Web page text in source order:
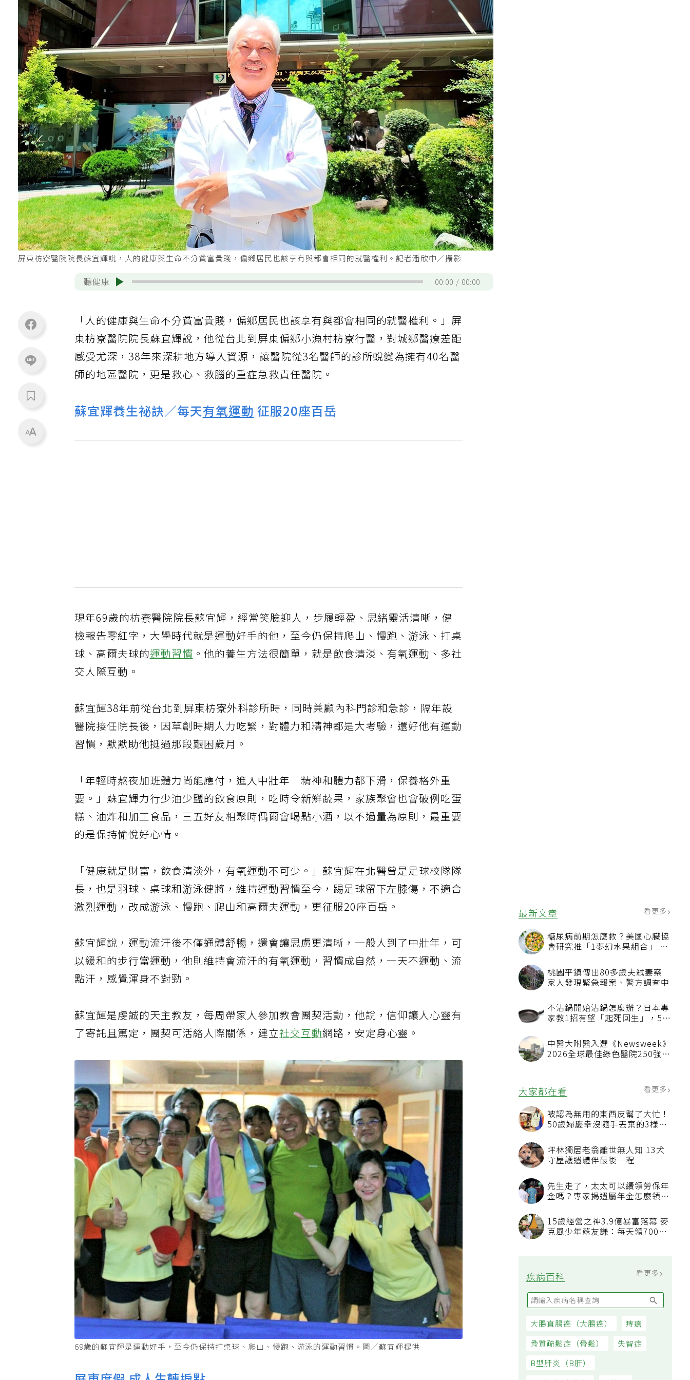
最新文章 看更多
糖尿病前期怎麼救？美國心臟協
會研究推「1夢幻水果組合」 酪
桃園平鎮傳出80多歲夫弒妻案
家人發現緊急報案、警方調查中
不沾鍋開始沾鍋怎麼辦？日本專
家教1招有望「起死回生」，5情
中醫大附醫入選《Newsweek》
2026全球最佳綠色醫院250強
大家都在看
被認為無用的東西反幫了大忙！
50歲婦慶幸沒隨手丟棄的3樣物
坪林獨居老翁離世無人知 13犬
守屋護遺體伴最後一程
先生走了，太太可以續領勞保年
看順位還要看資格
15歲經營之神3.9億暴富落幕 麥
疾病百科
屏東枋寮醫院院長蘇宜輝說，人的健康與生命不分貧富貴賤，偏鄉居民也該享有與都會相同的就醫權利。記者潘欣中／攝影
聽健康 00:00 00:00
「人的健康與生命不分貧富貴賤，偏鄉居民也該享有與都會相同的就醫權利。」屏
東枋寮醫院院長蘇宜輝說，他從台北到屏東偏鄉小漁村枋寮行醫，對城鄉醫療差距
感受尤深，38年來深耕地方導入資源，讓醫院從3名醫師的診所蛻變為擁有40名醫
師的地區醫院，更是救心、救腦的重症急救責任醫院。
蘇宜輝養生祕訣／每天有氧運動征服20座百岳
現年69歲的枋寮醫院院長蘇宜輝，經常笑臉迎人，步履輕盈、思緒靈活清晰，健
檢報告零紅字，大學時代就是運動好手的他，至今仍保持爬山、慢跑、游泳、打桌
球、高爾夫球的運動習慣 。他的養生方法很簡單，就是飲食清淡、有氧運動、多社
交人際互動。
蘇宜輝38年前從台北到屏東枋寮外科診所時，同時兼顧內科門診和急診，隔年設
醫院接任院長後，因草創時期人力吃緊，對體力和精神都是大考驗，還好他有運動
習慣，默默助他挺過那段艱困歲月。
「年輕時熬夜加班體力尚能應付，進入中壯年 精神和體力都下滑，保養格外重
要。」蘇宜輝力行少油少鹽的飲食原則，吃時令新鮮蔬果，家族聚會也會破例吃蛋
糕、油炸和加工食品，三五好友相聚時偶爾會喝點小酒，以不過量為原則，最重要
的是保持愉悅好心情。
「健康就是財富，飲食清淡外，有氧運動不可少。」蘇宜輝在北醫曾是足球校隊隊
長，也是羽球、桌球和游泳健將，維持運動習慣至今，踢足球留下左膝傷，不適合
激烈運動，改成游泳、慢跑、爬山和高爾夫運動，更征服20座百岳。
蘇宜輝說，運動流汗後不僅通體舒暢，還會讓思慮更清晰，一般人到了中壯年，可
以緩和的步行當運動，他則維持會流汗的有氧運動，習慣成自然，一天不運動、流
點汗，感覺渾身不對勁。
蘇宜輝是虔誠的天主教友，每周帶家人參加教會團契活動，他說，信仰讓人心靈有
了寄託且篤定，團契可活絡人際關係，建立社交互動網路，安定身心靈。